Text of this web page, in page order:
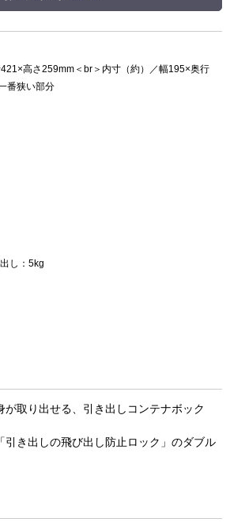
高さ259mm＜br＞内寸（約）／幅195×奥行
番狭い部分
し：5kg
が取り出せる、引き出しコンテナボック
引き出しの飛び出し防止ロック」のダブル